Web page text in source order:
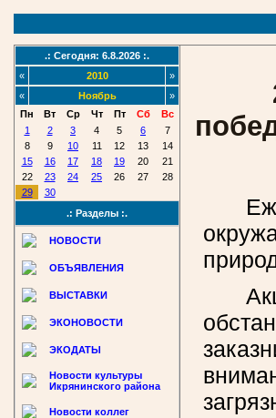
.: Сегодня: 6.8.2026 :.
«
2010
»
«
Ноябрь
»
Пн
Вт Ср Чт Пт Сб
Вс
1
2 3 4 5 6
7
8
9 10 11 12 13
14
15
16 17 18 19 20
21
22
23 24 25 26 27
28
29
30
.: Разделы :.
НОВОСТИ
ОБЪЯВЛЕНИЯ
ВЫСТАВКИ
ЭКОНОВОСТИ
ЭКОДАТЫ
Новости культуры
Икрянинского района
Новости коллег